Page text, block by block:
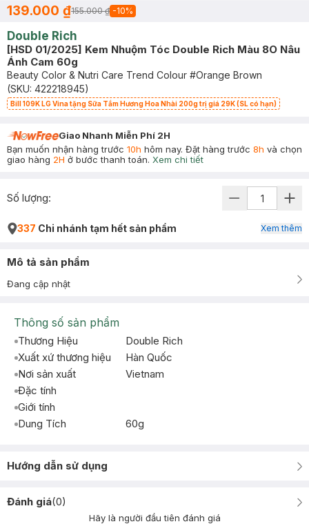
139.000 ₫155.000 ₫ -10%
Double Rich
[HSD 01/2025] Kem Nhuộm Tóc Double Rich Màu 8O Nâu
Ánh Cam 60g
Beauty Color & Nutri Care Trend Colour #Orange Brown
(SKU: 422218945)
Bill 109K LG Vina tặng Sữa Tắm Hương Hoa Nhài 200g trị giá 29K (SL có hạn)
Giao Nhanh Miễn Phí 2H
Bạn muốn nhận hàng trước 10h hôm nay. Đặt hàng trước 8h và chọn
giao hàng 2H ở bước thanh toán. Xem chi tiết
Số lượng:
337 Chi nhánh tạm hết sản phẩm Xem thêm
Mô tả sản phẩm
Đang cập nhật
Thông số sản phẩm
Thương Hiệu
Double Rich
Xuất xứ thương hiệu
Hàn Quốc
Nơi sản xuất
Vietnam
Đặc tính
Giới tính
Dung Tích
60g
Hướng dẫn sử dụng
Đánh giá(0)
Hãy là người đầu tiên đánh giá